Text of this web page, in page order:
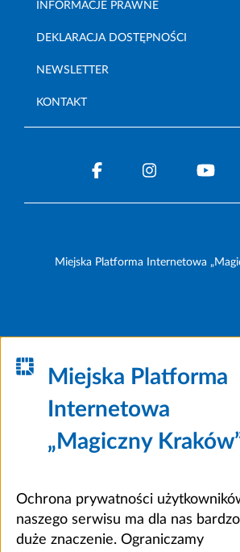
INFORMACJE PRAWNE
DEKLARACJA DOSTĘPNOŚCI
NEWSLETTER
KONTAKT
Miejska Platforma Internetowa
Miejska Platforma
Internetowa
„Magiczny
Ochrona prywatności
naszego serwisu ma dla nas bardzo
duże znaczenie. Ograniczamy